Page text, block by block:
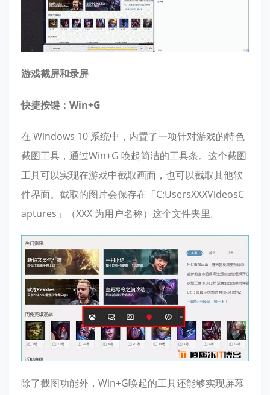
游戏截屏和录屏
快捷按键：Win+G
在 Windows 10 系统中，内置了一项针对游戏的特色
截图工具，通过Win+G 唤起简洁的工具条。这个截图
工具可以实现在游戏中截取画面，也可以截取其他软
件界面。截取的图片会保存在「C:UsersXXXVideosC
aptures」（XXX 为用户名称）这个文件夹里。
除了截图功能外，Win+G唤起的工具还能够实现屏幕